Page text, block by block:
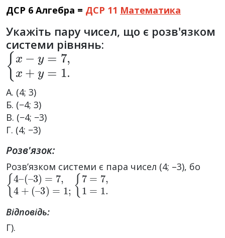
ДСР 6 Алгебра = ДСР 11 Математика
Укажіть пару чисел, що є розв'язком
системи рівнянь:
{x− y=7 ,x+y
А. (4; 3)
Б. (−4; 3)
В. (−4; −3)
Г. (4; −3)
Розв'язок:
Розв’язком системи є пара чисел (4; –3), бо
{4–(–3)= 7, 4+
–3)=1; {7= 7, 1=
Відповідь:
Г).